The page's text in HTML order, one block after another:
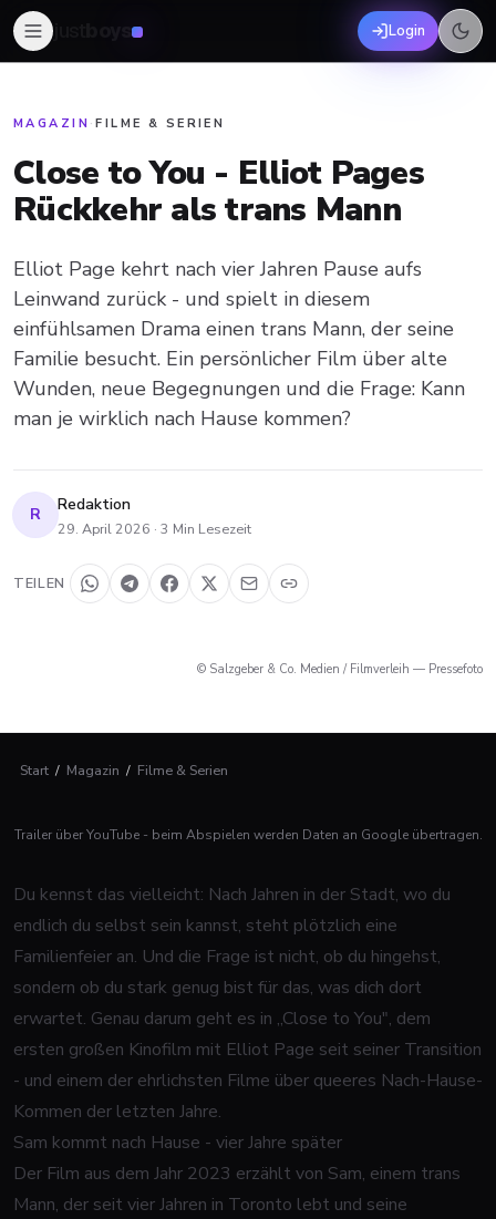
boys Login
MAGAZIN ·FILME & SERIEN
Close to You - Elliot Pages
Rückkehr als trans Mann
Elliot Page kehrt nach vier Jahren Pause aufs
Leinwand zurück - und spielt in diesem
einfühlsamen Drama einen trans Mann, der seine
Familie besucht. Ein persönlicher Film über alte
Wunden, neue Begegnungen und die Frage: Kann
man je wirklich nach Hause kommen?
R Redaktion
29. April 2026 · 3 Min Lesezeit
TEILEN
© Salzgeber & Co. Medien / Filmverleih — Pressefoto
Start / Magazin / Filme & Serien
Trailer über YouTube - beim Abspielen werden Daten an Google übertragen.
Du kennst das vielleicht: Nach Jahren in der Stadt, wo du
endlich du selbst sein kannst, steht plötzlich eine
Familienfeier an. Und die Frage ist nicht, ob du hingehst,
sondern ob du stark genug bist für das, was dich dort
erwartet. Genau darum geht es in „Close to You", dem
ersten großen Kinofilm mit Elliot Page seit seiner Transition
- und einem der ehrlichsten Filme über queeres Nach-Hause-
Kommen der letzten Jahre.
Sam kommt nach Hause - vier Jahre später
Der Film aus dem Jahr 2023 erzählt von Sam, einem trans
Mann, der seit vier Jahren in Toronto lebt und seine